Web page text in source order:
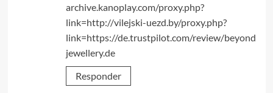
archive.kanoplay.com/proxy.php?
link=http://vilejski-uezd.by/proxy.php?
link=https://de.trustpilot.com/review/beyond
jewellery.de
Responder